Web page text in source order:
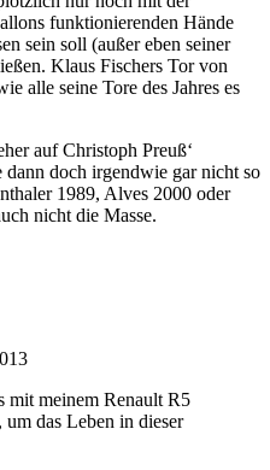
funktionierenden Hände
sein soll (außer eben seiner
Klaus Fischers Tor von
alle seine Tore des Jahres es
auf Christoph Preuß‘
dann doch irgendwie gar nicht so
1989, Alves 2000 oder
nicht die Masse.
mit meinem Renault R5
das Leben in dieser